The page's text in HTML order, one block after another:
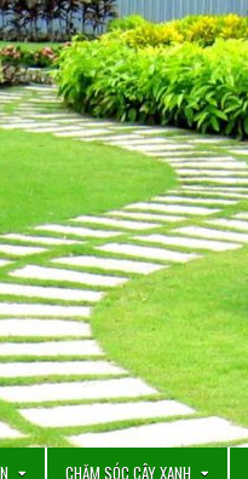
CHĂM SÓC CÂY XANH